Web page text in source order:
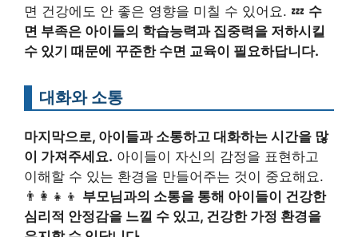
면 건강에도 안 좋은 영향을 미칠 수 있어요. 💤 수
면 부족은 아이들의 학습능력과 집중력을 저하시킬
수 있기 때문에 꾸준한 수면 교육이 필요하답니다.
대화와 소통
마지막으로, 아이들과 소통하고 대화하는 시간을 많
이 가져주세요. 아이들이 자신의 감정을 표현하고
이해할 수 있는 환경을 만들어주는 것이 중요해요.
👨‍👩‍👧‍👦 부모님과의 소통을 통해 아이들이 건강한
심리적 안정감을 느낄 수 있고, 건강한 가정 환경을